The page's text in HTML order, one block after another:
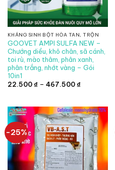
KHÁNG SINH BỘT HÒA TAN, TRỘN
GOOVET AMPI SULFA NEW –
Chướng diều, khô chân, sã cánh,
toi rù, mào thâm, phân xanh,
phân trắng, nhớt vàng – Gói
10in1
22.500₫ – 467.500₫Khoảng
đến
467.500 ₫
-25%